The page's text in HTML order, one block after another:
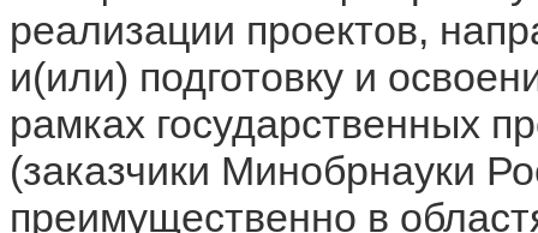
реализации проектов,
и(или) подготовку и
рамках государственных
(заказчики Минобрнауки
преимущественно в